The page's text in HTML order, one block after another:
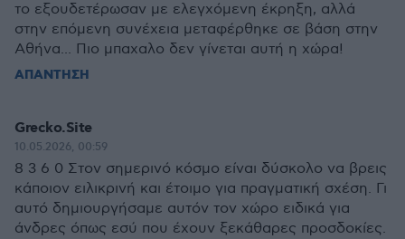
το εξουδετέρωσαν με ελεγχόμενη έκρηξη, αλλά
στην επόμενη συνέχεια μεταφέρθηκε σε βάση στην
Αθήνα... Πιο μπαχαλο δεν γίνεται αυτή η χώρα!
ΑΠΑΝΤΗΣΗ
Grecko.Site
10.05.2026, 00:59
8 3 6 0 Στον σημερινό κόσμο είναι δύσκολο να βρεις
κάποιον ειλικρινή και έτοιμο για πραγματική σχέση. Γι
αυτό δημιουργήσαμε αυτόν τον χώρο ειδικά για
άνδρες όπως εσύ που έχουν ξεκάθαρες προσδοκίες.